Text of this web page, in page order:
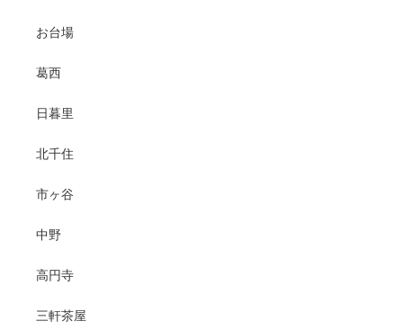
お台場
葛西
日暮里
北千住
市ヶ谷
中野
高円寺
三軒茶屋